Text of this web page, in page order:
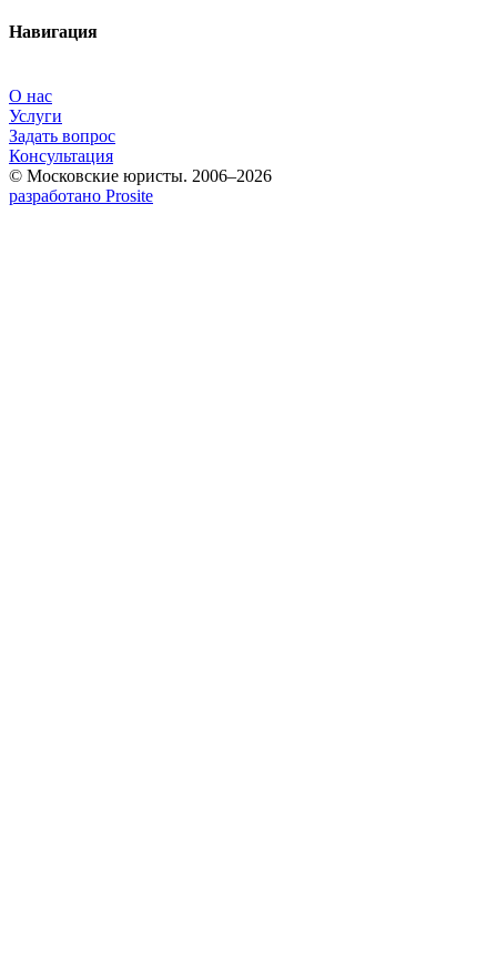
Навигация
О нас
Услуги
Задать вопрос
Консультация
© Московские юристы. 2006–2026
разработано Prosite